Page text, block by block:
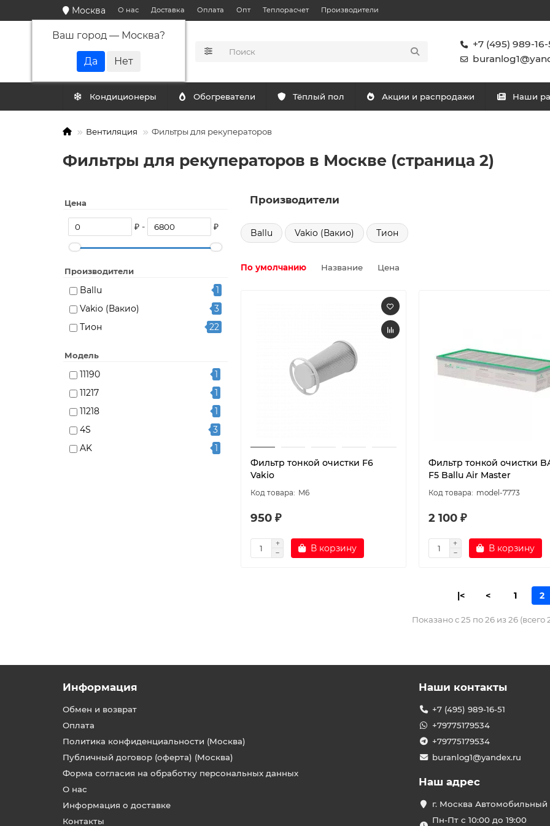
Москва
Ваш город — Москва?
О нас Доставка Оплата Опт Теплорасчет Производители
+7 (495) 989-16-
Кондиционеры Обогреватели Тёплый пол Акции и распродажи Наши
Вентиляция Фильтры для рекуператоров
Фильтры для рекуператоров в Москве (страница 2)
Цена
₽ - ₽
Производители
Ballu
1
Vakio (Вакио)
3
Тион
22
Модель
11190
1
11217
1
11218
1
4S
3
AK
1
O2
АК-4S
АК-XL
Производители
Ballu Vakio (Вакио) Тион
По умолчанию Название Цена
Фильтр тонкой очистки F6
Vakio
M6
950 ₽
В корзину
Фильтр тонкой очистки
F5 Ballu Air Master
model-7773
2 100 ₽
В корзину
|< < 1 2
Показано с 25 по 26 из 26 (всего
Информация
Обмен и возврат
Оплата
Политика конфиденциальности (Москва)
Публичный договор (оферта) (Москва)
Форма согласия на обработку персональных данных
О нас
Информация о доставке
Контакты
Наши контакты
+7 (495) 989-16-51
+79775179534
+79775179534
buranlog1@yandex.ru
Наш адрес
г. Москва Автомобильный
Пн-Пт с 10:00 до 19:00